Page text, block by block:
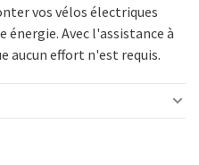
vos vélos électriques
énergie. Avec l'assistance à
aucun effort n'est requis.